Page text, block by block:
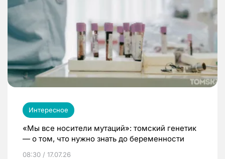
Интересное
«Мы все носители мутаций»: томский генетик
— о том, что нужно знать до беременности
08:30 / 17.07.26